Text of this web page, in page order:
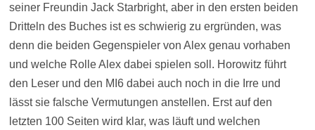
seiner Freundin Jack Starbright, aber in den ersten beiden
Dritteln des Buches ist es schwierig zu ergründen, was
denn die beiden Gegenspieler von Alex genau vorhaben
und welche Rolle Alex dabei spielen soll. Horowitz führt
den Leser und den MI6 dabei auch noch in die Irre und
lässt sie falsche Vermutungen anstellen. Erst auf den
letzten 100 Seiten wird klar, was läuft und welchen